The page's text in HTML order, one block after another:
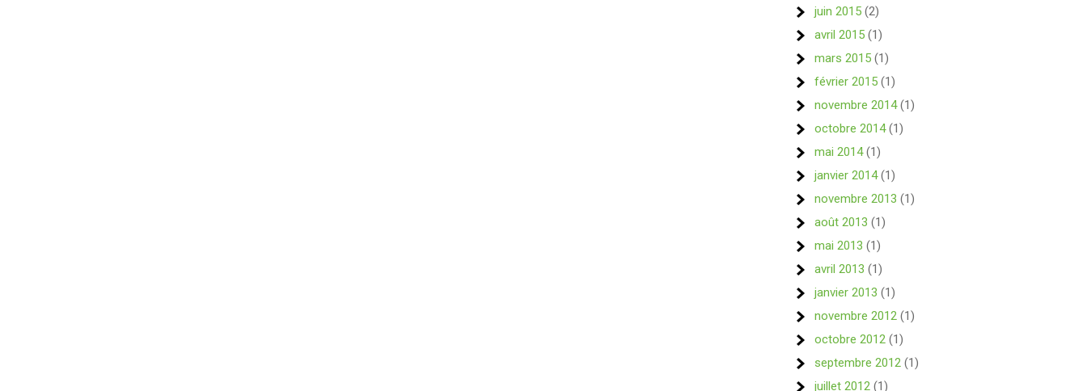
juin 2015 (2)
avril 2015 (1)
mars 2015 (1)
février 2015 (1)
novembre 2014(1)
octobre 2014(1)
mai 2014(1)
janvier 2014(1)
novembre 2013 (1)
août 2013 (1)
mai 2013 (1)
avril 2013 (1)
janvier 2013 (1)
novembre 2012 (1)
octobre 2012 (1)
septembre 2012 (1)
juillet 2012 (1)